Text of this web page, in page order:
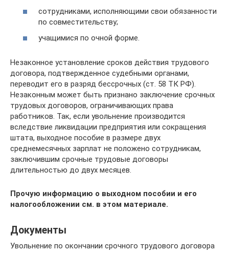
сотрудниками, исполняющими свои обязанности
по совместительству;
учащимися по очной форме.
Незаконное установление сроков действия трудового
договора, подтвержденное судебными органами,
переводит его в разряд бессрочных (ст. 58 ТК РФ).
Незаконным может быть признано заключение срочных
трудовых договоров, ограничивающих права
работников. Так, если увольнение производится
вследствие ликвидации предприятия или сокращения
штата, выходное пособие в размере двух
среднемесячных зарплат не положено сотрудникам,
заключившим срочные трудовые договоры
длительностью до двух месяцев.
Прочую информацию о выходном пособии и его
налогообложении см. в этом материале.
Документы
Увольнение по окончании срочного трудового договора